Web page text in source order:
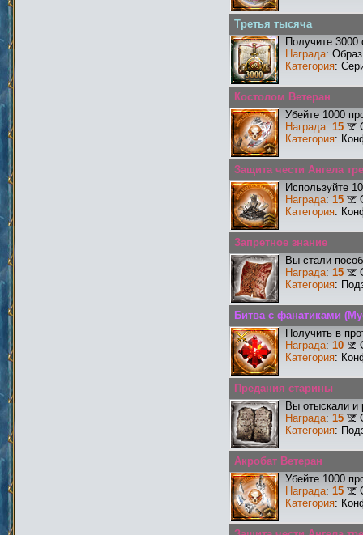
Третья тысяча
Получите 3000
Награда: Образ
Категория:
Костолом Ветеран
Убейте 1000
Награда: 15
Категория:
Защита чести Ангела
Используйте
Награда: 15
Категория:
Запретное знание
Вы стали
Награда: 15
Категория:
Битва с фанатиками
Получить в
Награда: 10
Категория:
Предания старины
Вы отыскали
Награда: 15
Категория:
Акробат Ветеран
Убейте 1000
Награда: 15
Категория: